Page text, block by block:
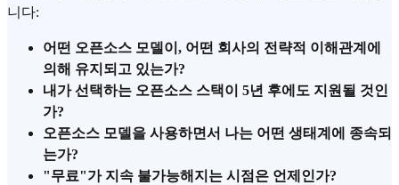
니다:
어떤 오픈소스 모델이, 어떤 회사의 전략적 이해관계에
의해 유지되고 있는가?
내가 선택하는 오픈소스 스택이 5년 후에도 지원될 것인
가?
오픈소스 모델을 사용하면서 나는 어떤 생태계에 종속되
는가?
"무료"가 지속 불가능해지는 시점은 언제인가?